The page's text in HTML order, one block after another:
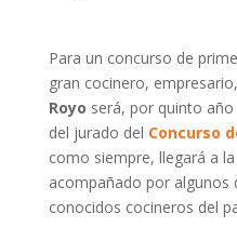
Para un concurso de
gran cocinero,
Royo será, por quinto
del jurado del Concurso
como siempre, llegará a
acompañado por algunos
conocidos cocineros del